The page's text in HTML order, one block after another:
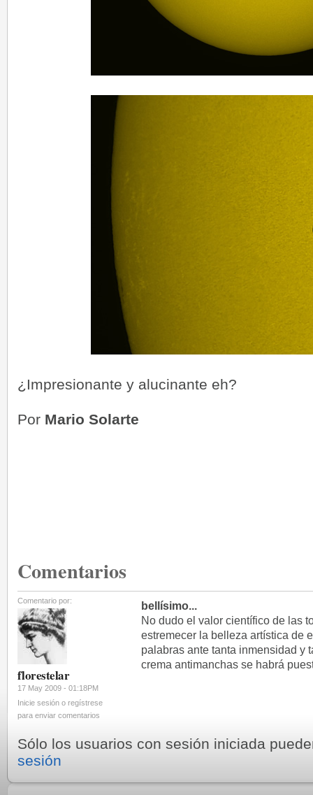
¿Impresionante y alucinante eh?
Por Mario Solarte
Comentarios
Comentario por:
florestelar
17 May 2009 - 01:18PM
Inicie sesión o regístrese
para enviar comentarios
bellísimo...
No dudo el valor científico de las
estremecer la belleza artística de
palabras ante tanta inmensidad y
crema antimanchas se habrá
Sólo los usuarios con sesión iniciada
sesión